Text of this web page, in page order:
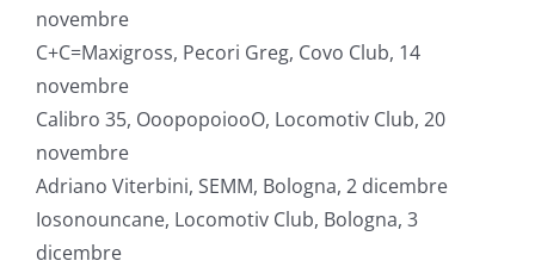
novembre
C+C=Maxigross, Pecori Greg, Covo Club, 14
novembre
Calibro 35, OoopopoiooO, Locomotiv Club, 20
novembre
Adriano Viterbini, SEMM, Bologna, 2 dicembre
Iosonouncane, Locomotiv Club, Bologna, 3
dicembre